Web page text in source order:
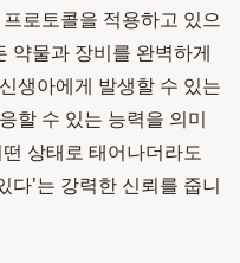
로토콜을 적용하고 있으
약물과 장비를 완벽하게
생아에게 발생할 수 있는
할 수 있는 능력을 의미
상태로 태어나더라도
다'는 강력한 신뢰를 줍니